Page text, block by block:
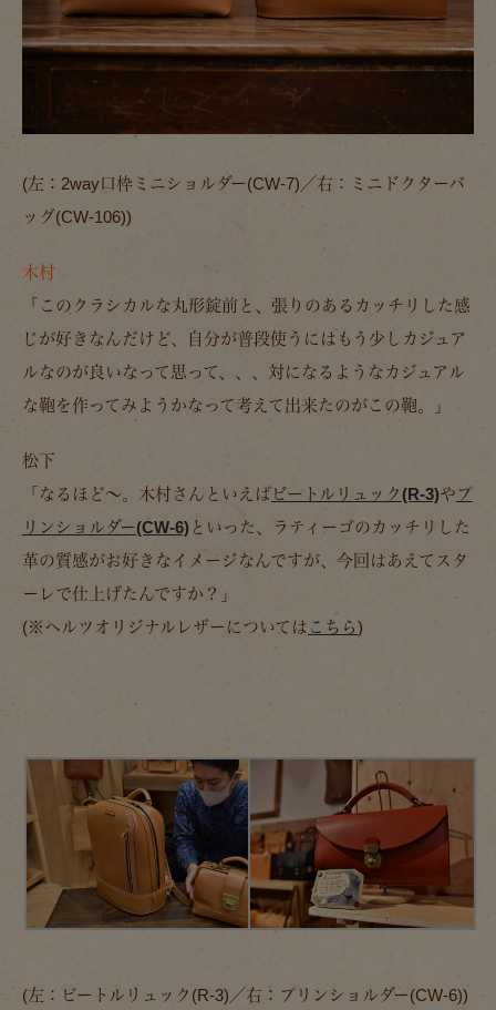
(左：2way口枠ミニショルダー(CW-7)／右：ミニドクターバ
ッグ(CW-106))
木村
「このクラシカルな丸形錠前と、張りのあるカッチリした感
じが好きなんだけど、自分が普段使うにはもう少しカジュア
ルなのが良いなって思って、、、対になるようなカジュアル
な鞄を作ってみようかなって考えて出来たのがこの鞄。」
松下
「なるほど～。木村さんといえばビートルリュック(R-3)やプ
リンショルダー(CW-6) といった、ラティーゴのカッチリした
革の質感がお好きなイメージなんですが、今回はあえてスタ
ーレで仕上げたんですか？」
(※ヘルツオリジナルレザーについては こちら)
(左：ビートルリュック(R-3)／右：プリンショルダー(CW-6))